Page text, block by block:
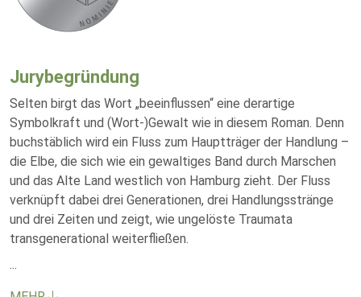
Jurybegründung
Selten birgt das Wort „beeinflussen“ eine derartige
Symbolkraft und (Wort-)Gewalt wie in diesem Roman. Denn
buchstäblich wird ein Fluss zum Hauptträger der Handlung –
die Elbe, die sich wie ein gewaltiges Band durch Marschen
und das Alte Land westlich von Hamburg zieht. Der Fluss
verknüpft dabei drei Generationen, drei Handlungsstränge
und drei Zeiten und zeigt, wie ungelöste Traumata
transgenerational weiterfließen.
...